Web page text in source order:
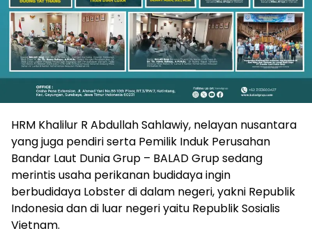
HRM Khalilur R Abdullah Sahlawiy, nelayan nusantara
yang juga pendiri serta Pemilik Induk Perusahan
Bandar Laut Dunia Grup – BALAD Grup sedang
merintis usaha perikanan budidaya ingin
berbudidaya Lobster di dalam negeri, yakni Republik
Indonesia dan di luar negeri yaitu Republik Sosialis
Vietnam.